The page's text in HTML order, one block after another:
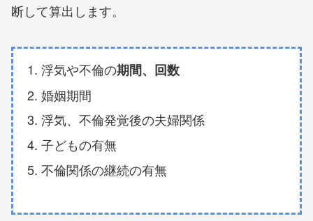
断して算出します。
浮気や不倫の期間、回数
婚姻期間
浮気、不倫発覚後の夫婦関係
子どもの有無
不倫関係の継続の有無